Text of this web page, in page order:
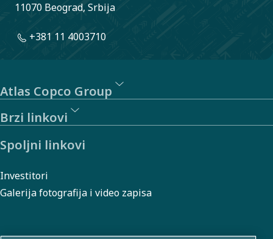
11070 Beograd, Srbija
+381 11 4003710
Atlas Copco Group
Brzi linkovi
Spoljni linkovi
Investitori
Galerija fotografija i video zapisa